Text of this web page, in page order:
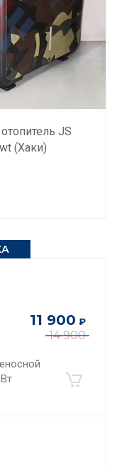
JS
(Хаки)
14 900
11 900 ₽